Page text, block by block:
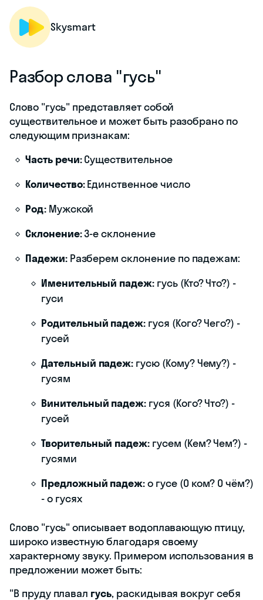
Skysmart
Разбор слова "гусь"
Слово "гусь" представляет собой
существительное и может быть разобрано по
следующим признакам:
Часть речи:Существительное
Количество:Единственное число
Род:Мужской
Склонение:3-е склонение
Падежи:Разберем склонение по падежам:
Именительный падеж: гусь (Кто? Что?) -
гуси
Родительный падеж: гуся (Кого? Чего?) -
гусей
Дательный падеж: гусю (Кому? Чему?) -
гусям
Винительный падеж: гуся (Кого? Что?) -
гусей
Творительный падеж: гусем (Кем? Чем?) -
гусями
Предложный падеж:о гусе (О ком? О чём?)
- о гусях
Слово "гусь" описывает водоплавающую птицу,
широко известную благодаря своему
характерному звуку. Примером использования в
предложении может быть:
"В пруду плавал гусь, раскидывая вокруг себя